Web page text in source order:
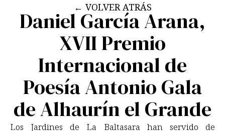
← VOLVER ATRÁS
Daniel García Arana,
XVII Premio
Internacional de
Poesía Antonio Gala
de Alhaurín el Grande
Los Jardines de La Baltasara han servido de